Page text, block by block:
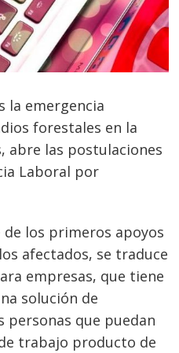
la emergencia
forestales en la
abre las postulaciones
Laboral por
los primeros apoyos
afectados, se traduce
empresas, que tiene
solución de
personas que puedan
trabajo producto de